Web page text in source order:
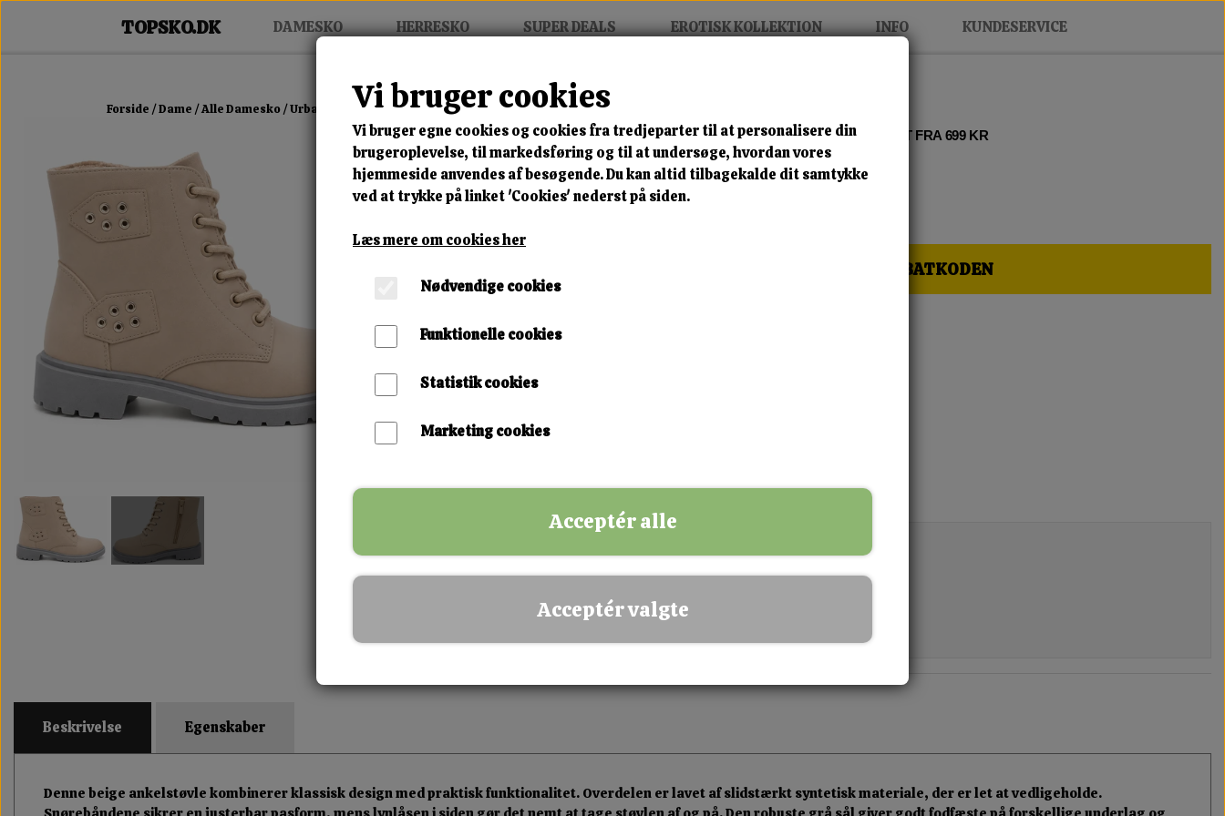
DAMESKO HERRESKO SUPER DEALS EROTISK KOLLEKTION INFO KUNDESERVICE
Forside Dame Alle Damesko Urban Sand Boot
MIX FRIT • KØB 3 BETAL FOR 2 • FRI FRAGT FRA 699 KR
Urban Sand Boot
🎁 SPAR 10 % – KLIK HER OG FÅ RABATKODEN
198,00 kr.
Størrelse
✅ Dansk webshop
✅ Fysisk butik i Esbjerg
Beskrivelse Egenskaber
Denne beige ankelstøvle kombinerer klassisk design med praktisk funktionalitet. Overdelen er lavet af slidstærkt syntetisk materiale, der er let at vedligeholde.
Vi bruger cookies
Vi bruger egne cookies og cookies fra tredjeparter til at personalisere din
brugeroplevelse, til markedsføring og til at undersøge, hvordan vores
hjemmeside anvendes af besøgende. Du kan altid tilbagekalde dit samtykke
ved at trykke på linket 'Cookies' nederst på siden.
Læs mere om cookies her
Nødvendige cookies
Funktionelle cookies
Statistik cookies
Marketing cookies
Acceptér alle
Acceptér valgte